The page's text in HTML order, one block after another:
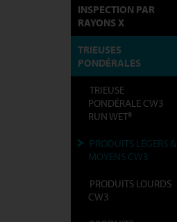
INSPECTION PAR
RAYONS X
TRIEUSES
PONDÉRALES
TRIEUSE
PONDÉRALE CW3
RUN WET®
PRODUITS LÉGERS &
MOYENS CW3
PRODUITS LOURDS
CW3